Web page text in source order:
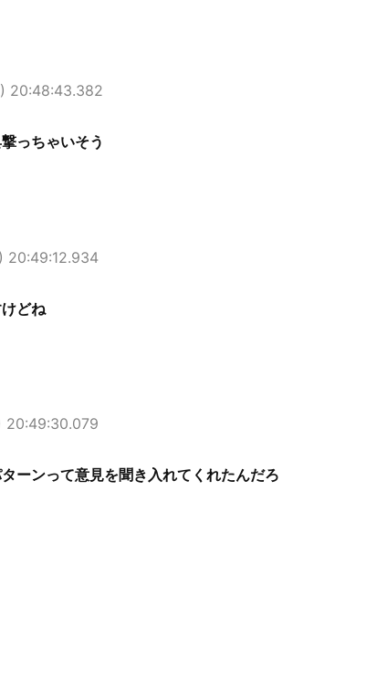
20:48:43.382
っちゃいそう
20:49:12.934
どね
20:49:30.079
ーンって意見を聞き入れてくれたんだろ